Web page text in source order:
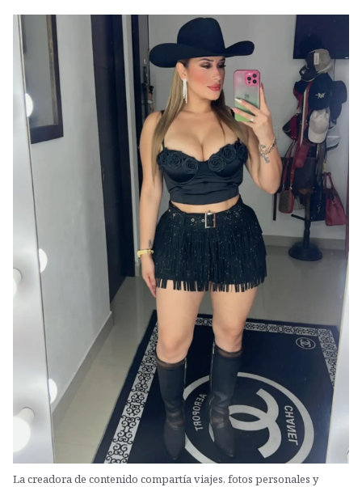
La creadora de contenido compartía viajes, fotos personales y